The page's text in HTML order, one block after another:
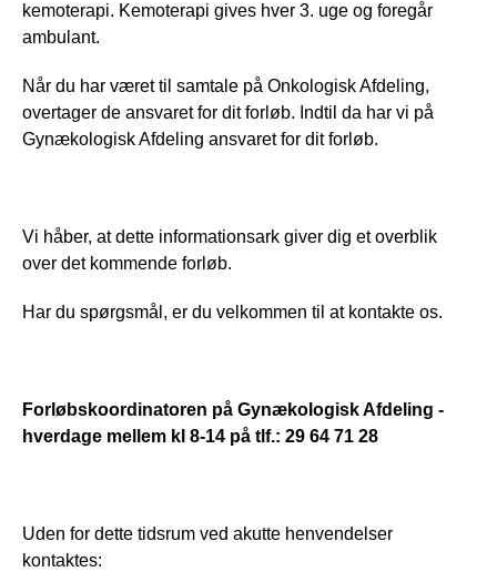
kemoterapi. Kemoterapi gives hver 3. uge og foregår
ambulant.
Når du har været til samtale på Onkologisk Afdeling,
overtager de ansvaret for dit forløb. Indtil da har vi på
Gynækologisk Afdeling ansvaret for dit forløb.
Vi håber, at dette informationsark giver dig et overblik
over det kommende forløb.
Har du spørgsmål, er du velkommen til at kontakte os.
Forløbskoordinatoren på Gynækologisk Afdeling -
hverdage mellem kl 8-14 på tlf.: 29 64 71 28
Uden for dette tidsrum ved akutte henvendelser
kontaktes: